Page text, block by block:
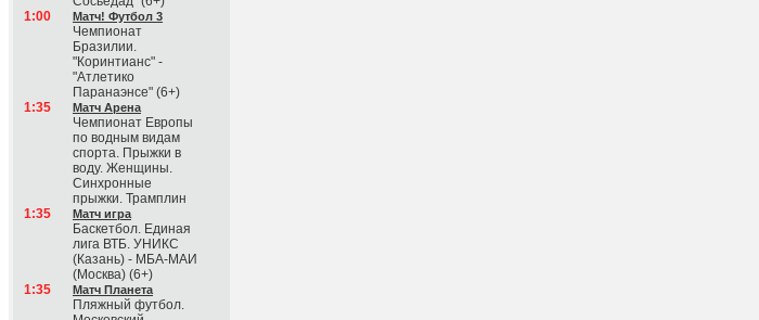
1:00
Матч! Футбол 3
Чемпионат
Бразилии.
"Коринтианс" -
"Атлетико
Паранаэнсе" (6+)
1:35
Матч Арена
Чемпионат Европы
по водным видам
спорта. Прыжки в
воду. Женщины.
Синхронные
прыжки. Трамплин
1:35
Матч игра
Баскетбол. Единая
лига ВТБ. УНИКС
(Казань) - МБА-МАИ
(Москва) (6+)
1:35
Матч Планета
Пляжный футбол.